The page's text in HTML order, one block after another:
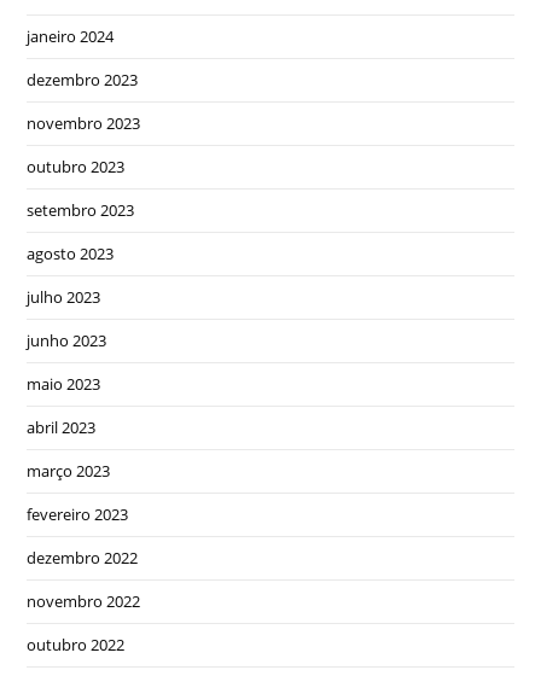
janeiro 2024
dezembro 2023
novembro 2023
outubro 2023
setembro 2023
agosto 2023
julho 2023
junho 2023
maio 2023
abril 2023
março 2023
fevereiro 2023
dezembro 2022
novembro 2022
outubro 2022